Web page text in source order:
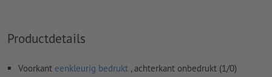
Productdetails
Voorkant eenkleurig bedrukt , achterkant onbedrukt (1/0)